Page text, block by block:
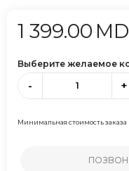
1 399.00
Выберите желаемое
- +
Минимальная стоимость заказа